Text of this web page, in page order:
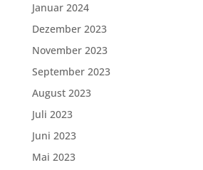
Januar 2024
Dezember 2023
November 2023
September 2023
August 2023
Juli 2023
Juni 2023
Mai 2023